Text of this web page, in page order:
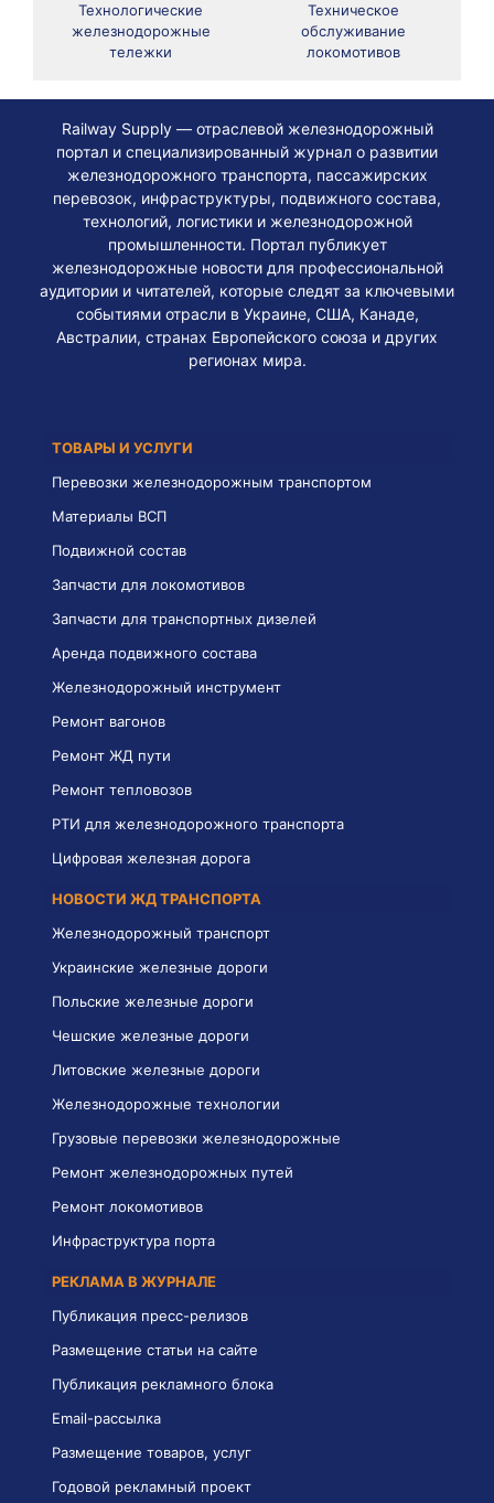
Технологические
железнодорожные
тележки
Техническое
обслуживание
локомотивов
Railway Supply — отраслевой железнодорожный
портал и специализированный журнал о развитии
железнодорожного транспорта, пассажирских
перевозок, инфраструктуры, подвижного состава,
технологий, логистики и железнодорожной
промышленности. Портал публикует
железнодорожные новости для профессиональной
аудитории и читателей, которые следят за ключевыми
событиями отрасли в Украине, США, Канаде,
Австралии, странах Европейского союза и других
регионах мира.
ТОВАРЫ И УСЛУГИ
Перевозки железнодорожным транспортом
Материалы ВСП
Подвижной состав
Запчасти для локомотивов
Запчасти для транспортных дизелей
Аренда подвижного состава
Железнодорожный инструмент
Ремонт вагонов
Ремонт ЖД пути
Ремонт тепловозов
РТИ для железнодорожного транспорта
Цифровая железная дорога
НОВОСТИ ЖД ТРАНСПОРТА
Железнодорожный транспорт
Украинские железные дороги
Польские железные дороги
Чешские железные дороги
Литовские железные дороги
Железнодорожные технологии
Грузовые перевозки железнодорожные
Ремонт железнодорожных путей
Ремонт локомотивов
Инфраструктура порта
РЕКЛАМА В ЖУРНАЛЕ
Публикация пресс-релизов
Размещение статьи на сайте
Публикация рекламного блока
Email-рассылка
Размещение товаров, услуг
Годовой рекламный проект